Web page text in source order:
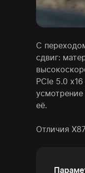
С
сдвиг:
PCIe 5.0
усмотрение
её.
Отличия